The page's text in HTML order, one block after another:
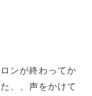
ンが終わってか
、、声をかけて